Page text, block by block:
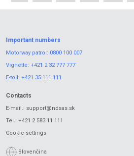
Important numbers
Motorway patrol: 0800 100 007
Vignette: +421 2 32 777 777
E-toll: +421 35 111 111
Contacts
E-mail.: support@ndsas.sk
Tel.: +421 2 583 11 111
Cookie settings
Slovenčina